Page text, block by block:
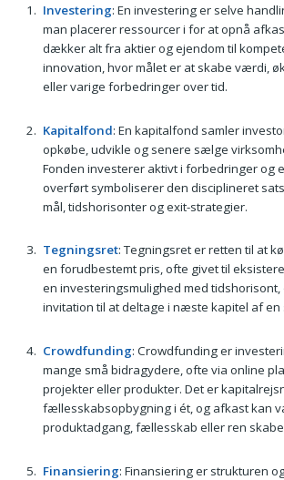
Investering: En investering er selve
man placerer ressourcer i for at opnå
dækker alt fra aktier og ejendom til
innovation, hvor målet er at skabe værdi,
eller varige forbedringer over tid.
Kapitalfond: En kapitalfond samler
opkøbe, udvikle og senere sælge
Fonden investerer aktivt i forbedringer og
overført symboliserer den disciplineret
mål, tidshorisonter og exit-strategier.
Tegningsret: Tegningsret er retten til at
en forudbestemt pris, ofte givet til
en investeringsmulighed med tidshorisont,
invitation til at deltage i næste kapitel af en
Crowdfunding: Crowdfunding er
mange små bidragydere, ofte via online
projekter eller produkter. Det er
fællesskabsopbygning i ét, og afkast kan
produktadgang, fællesskab eller ren
Finansiering: Finansiering er strukturen